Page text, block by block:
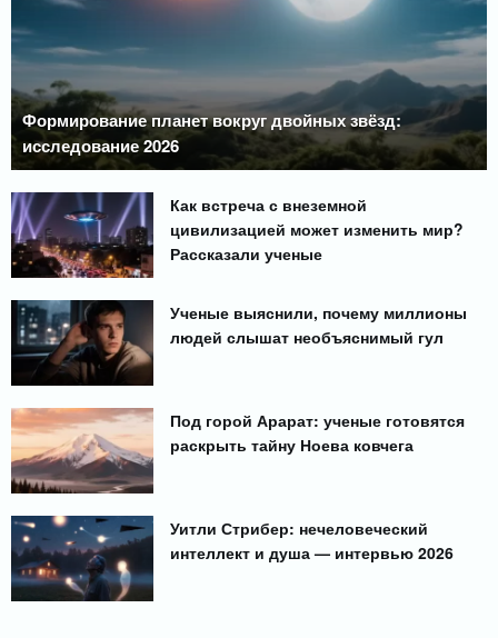
Формирование планет вокруг двойных звёзд:
исследование 2026
Как встреча с внеземной
цивилизацией может изменить мир?
Рассказали ученые
Ученые выяснили, почему миллионы
людей слышат необъяснимый гул
Под горой Арарат: ученые готовятся
раскрыть тайну Ноева ковчега
Уитли Стрибер: нечеловеческий
интеллект и душа — интервью 2026